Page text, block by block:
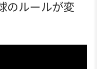
のルールが変